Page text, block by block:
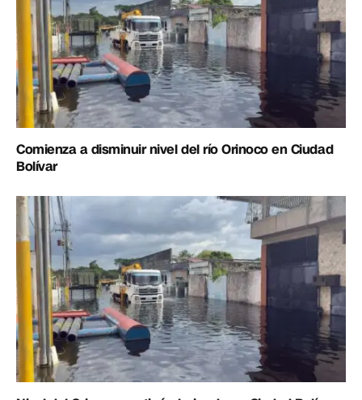
Comienza a disminuir nivel del río Orinoco en Ciudad
Bolívar